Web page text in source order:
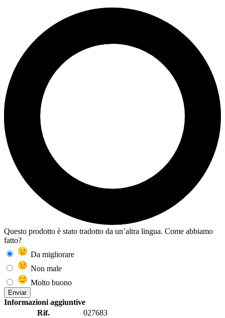
Questo prodotto è stato tradotto da un’altra lingua. Come abbiamo
fatto?
Da migliorare
Non male
Molto buono
Enviar
Informazioni aggiuntive
Rif.
027683